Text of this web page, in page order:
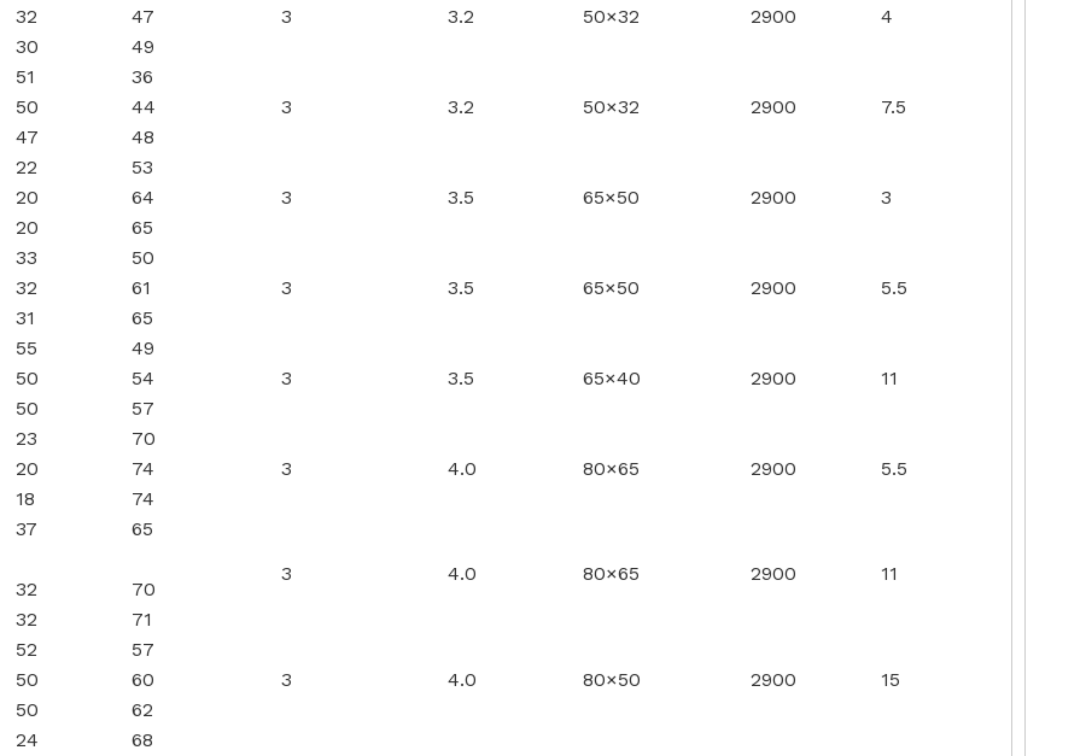
3
3.2 50×32 2900 4
32
47
30 49
51
36
3
3.2 50×32 2900 7.5
50
44
47 48
22
53
3
3.5 65×50 2900 3
20
64
20 65
33
50
3
3.5 65×50 2900 5.5
32
61
31 65
55
49
3
3.5 65×40 2900 11
50
54
50 57
23
70
3
4.0 80×65 2900 5.5
20
74
18 74
37
65
3
4.0 80×65 2900 11
32
70
32 71
52
57
3
4.0 80×50 2900 15
50
60
50 62
24
68